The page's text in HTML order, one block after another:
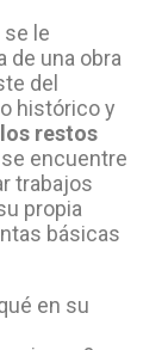
le
de una obra
del
histórico y
restos
encuentre
trabajos
propia
básicas
en su